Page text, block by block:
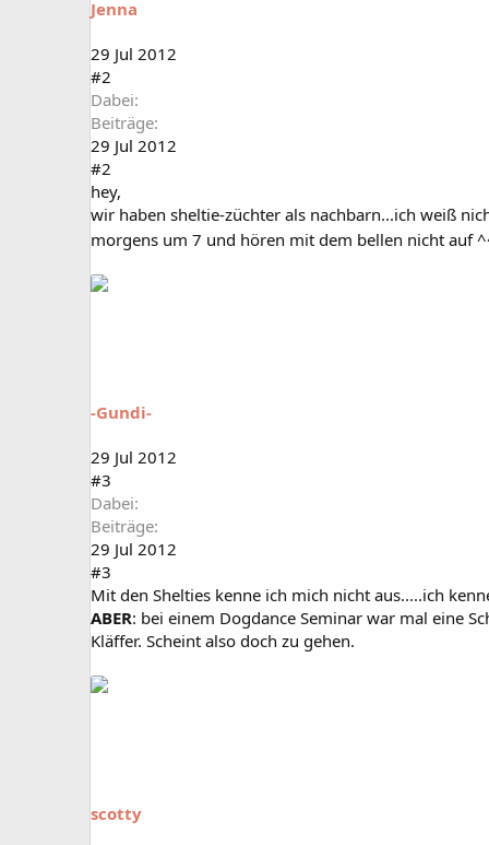
Jenna
29 Jul 2012
#2
Dabei
Beiträge
29 Jul 2012
#2
hey,
wir haben sheltie-züchter als nachbarn...ich weiß
morgens um 7 und hören mit dem bellen nicht auf
-Gundi-
29 Jul 2012
#3
Dabei
Beiträge
29 Jul 2012
#3
Mit den Shelties kenne ich mich nicht aus.....ich
ABER: bei einem Dogdance Seminar war mal eine
Kläffer. Scheint also doch zu gehen.
scotty